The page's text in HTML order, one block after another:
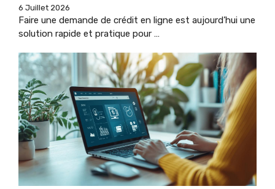
6 Juillet 2026
Faire une demande de crédit en ligne est aujourd’hui une
solution rapide et pratique pour …